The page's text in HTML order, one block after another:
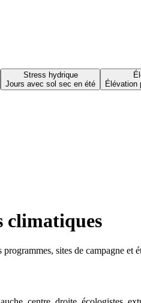
Stress hydrique
Jours avec sol sec en été
Élévation
climatiques
sites de campagne et